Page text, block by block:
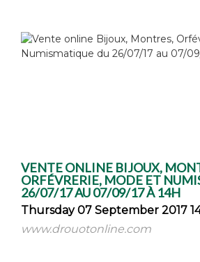
VENTE ONLINE BIJOUX,
ORFÉVRERIE, MODE ET
26/07/17 AU 07/09/17 À 14H
Thursday 07 September 2017
www.drouotonline.com